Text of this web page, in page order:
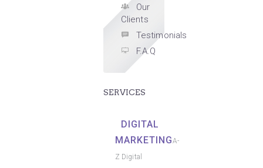
Our
Clients
Testimonials
F.A.Q
SERVICES
DIGITAL
MARKETINGA-
Z Digital